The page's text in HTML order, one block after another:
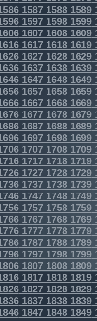
158715881589
159715981599
160716081609
161716181619
162716281629
163716381639
164716481649
165716581659
166716681669
167716781679
168716881689
1697 16981699
1707 17081709
171717181719
1727 17281729
1737 17381739
1747 17481749
1757 17581759
1767 17681769
1777 17781779
1787 17881789
1797 17981799
1807 18081809
181718181819
182718281829
183718381839
184718481849